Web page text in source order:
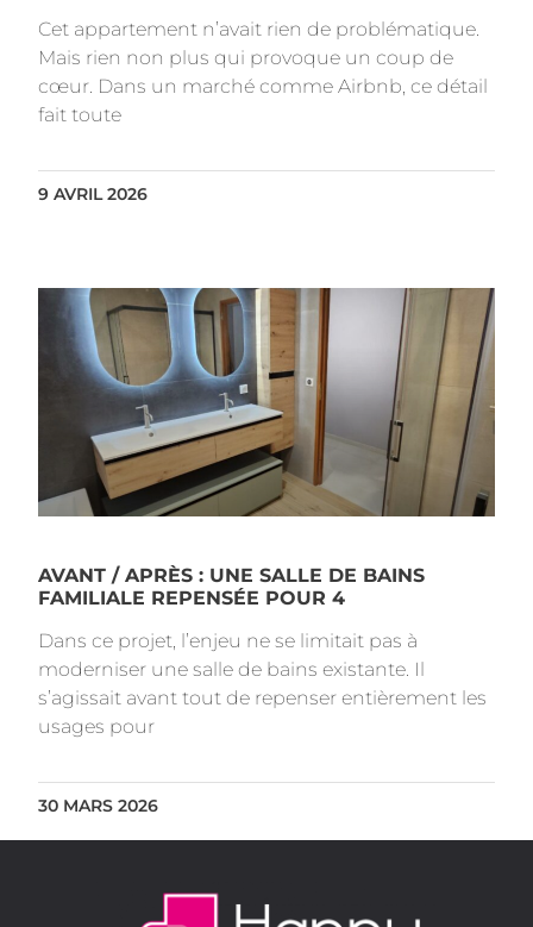
Cet appartement n’avait rien de problématique.
Mais rien non plus qui provoque un coup de
cœur. Dans un marché comme Airbnb, ce détail
fait toute
9 AVRIL 2026
AVANT / APRÈS : UNE SALLE DE BAINS
FAMILIALE REPENSÉE POUR 4
Dans ce projet, l’enjeu ne se limitait pas à
moderniser une salle de bains existante. Il
s’agissait avant tout de repenser entièrement les
usages pour
30 MARS 2026